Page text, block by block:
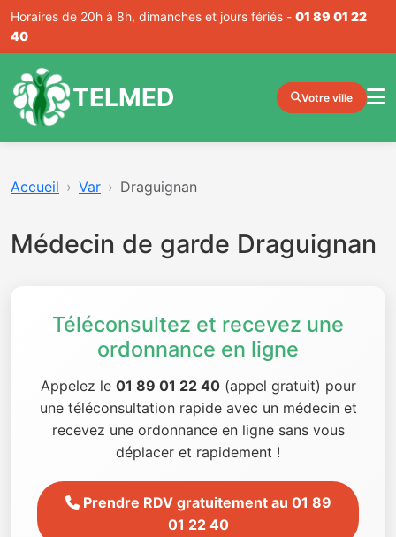
Horaires de 20h à 8h, dimanches et jours fériés - 01 89 01 22
40
TELMED Votre ville
Accueil Var Draguignan
Médecin de garde Draguignan
Téléconsultez et recevez une
ordonnance en ligne
Appelez le 01 89 01 22 40(appel gratuit) pour
une téléconsultation rapide avec un médecin et
recevez une ordonnance en ligne sans vous
déplacer et rapidement !
Prendre RDV gratuitement au 01 89
01 22 40